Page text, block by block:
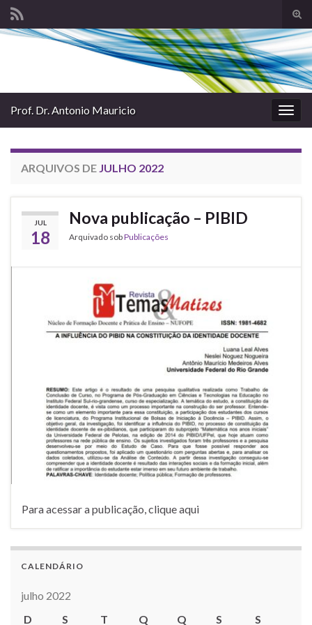
de
Search for:
Prof. Dr. Antonio Mauricio
ARQUIVOS DE JULHO 2022
JUL
18
Nova publicação – PIBID
Arquivado sobPublicações
Para acessar a publicação, clique aqui
CALENDÁRIO
julho 2022
D
S T Q Q S S